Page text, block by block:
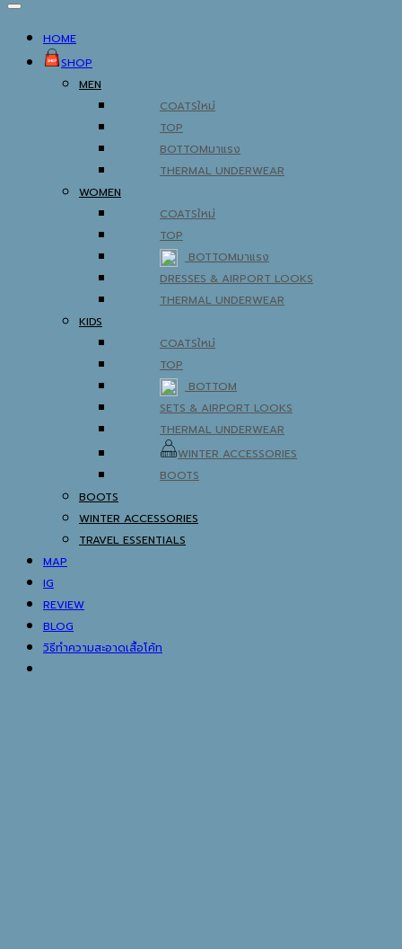
HOME
SHOP
MEN
COATS
TOP
BOTTOM
THERMAL UNDERWEAR
WOMEN
COATS
TOP
BOTTOM
DRESSES & AIRPORT LOOKS
THERMAL UNDERWEAR
KIDS
COATS
TOP
BOTTOM
SETS & AIRPORT LOOKS
THERMAL UNDERWEAR
WINTER ACCESSORIES
BOOTS
BOOTS
WINTER ACCESSORIES
TRAVEL ESSENTIALS
MAP
IG
REVIEW
BLOG
วิธีทำความสะอาดเสื้อโค้ท